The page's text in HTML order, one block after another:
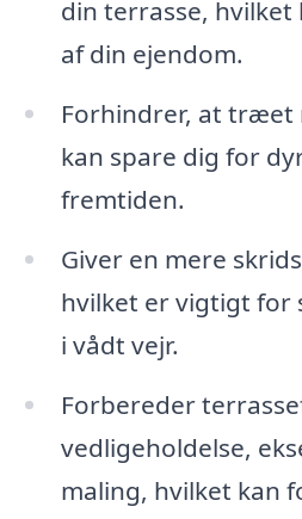
din terrasse,
af din ejendom.
Forhindrer, at træet
kan spare dig for
fremtiden.
Giver en mere
hvilket er vigtigt for
i vådt vejr.
Forbereder
vedligeholdelse,
maling, hvilket kan